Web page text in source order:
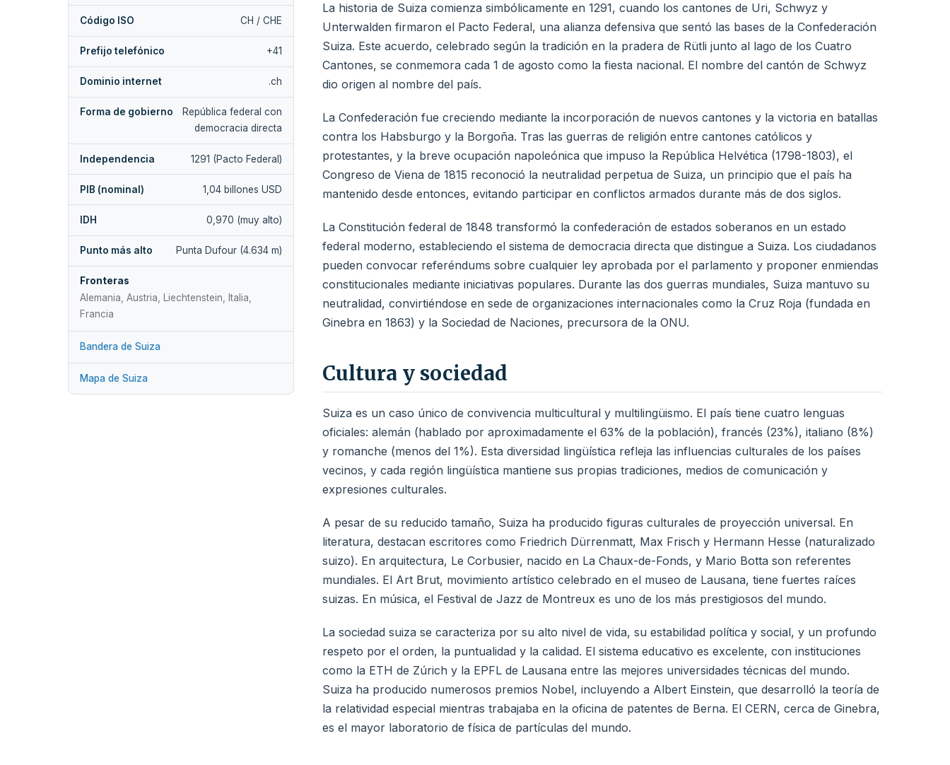
Código ISO CH / CHE
Prefijo telefónico +41
Dominio internet .ch
Forma de gobierno
República federal con
democracia directa
Independencia 1291 (Pacto Federal)
PIB (nominal) 1,04 billones USD
IDH 0,970 (muy alto)
Punto más alto Punta Dufour (4.634 m)
Fronteras
Alemania, Austria, Liechtenstein, Italia,
Francia
Bandera de Suiza
Mapa de Suiza
La historia de Suiza comienza simbólicamente en 1291, cuando los cantones de Uri, Schwyz y
Unterwalden firmaron el Pacto Federal, una alianza defensiva que sentó las bases de la Confederación
Suiza. Este acuerdo, celebrado según la tradición en la pradera de Rütli junto al lago de los Cuatro
Cantones, se conmemora cada 1 de agosto como la fiesta nacional. El nombre del cantón de Schwyz
dio origen al nombre del país.
La Confederación fue creciendo mediante la incorporación de nuevos cantones y la victoria en batallas
contra los Habsburgo y la Borgoña. Tras las guerras de religión entre cantones católicos y
protestantes, y la breve ocupación napoleónica que impuso la República Helvética (1798-1803), el
Congreso de Viena de 1815 reconoció la neutralidad perpetua de Suiza, un principio que el país ha
mantenido desde entonces, evitando participar en conflictos armados durante más de dos siglos.
La Constitución federal de 1848 transformó la confederación de estados soberanos en un estado
federal moderno, estableciendo el sistema de democracia directa que distingue a Suiza. Los ciudadanos
pueden convocar referéndums sobre cualquier ley aprobada por el parlamento y proponer enmiendas
constitucionales mediante iniciativas populares. Durante las dos guerras mundiales, Suiza mantuvo su
neutralidad, convirtiéndose en sede de organizaciones internacionales como la Cruz Roja (fundada en
Ginebra en 1863) y la Sociedad de Naciones, precursora de la ONU.
Cultura y sociedad
Suiza es un caso único de convivencia multicultural y multilingüismo. El país tiene cuatro lenguas
oficiales: alemán (hablado por aproximadamente el 63% de la población), francés (23%), italiano (8%)
y romanche (menos del 1%). Esta diversidad lingüística refleja las influencias culturales de los países
vecinos, y cada región lingüística mantiene sus propias tradiciones, medios de comunicación y
expresiones culturales.
A pesar de su reducido tamaño, Suiza ha producido figuras culturales de proyección universal. En
literatura, destacan escritores como Friedrich Dürrenmatt, Max Frisch y Hermann Hesse (naturalizado
suizo). En arquitectura, Le Corbusier, nacido en La Chaux-de-Fonds, y Mario Botta son referentes
mundiales. El Art Brut, movimiento artístico celebrado en el museo de Lausana, tiene fuertes raíces
suizas. En música, el Festival de Jazz de Montreux es uno de los más prestigiosos del mundo.
La sociedad suiza se caracteriza por su alto nivel de vida, su estabilidad política y social, y un profundo
respeto por el orden, la puntualidad y la calidad. El sistema educativo es excelente, con instituciones
como la ETH de Zúrich y la EPFL de Lausana entre las mejores universidades técnicas del mundo.
Suiza ha producido numerosos premios Nobel, incluyendo a Albert Einstein, que desarrolló la teoría de
la relatividad especial mientras trabajaba en la oficina de patentes de Berna. El CERN, cerca de Ginebra,
es el mayor laboratorio de física de partículas del mundo.